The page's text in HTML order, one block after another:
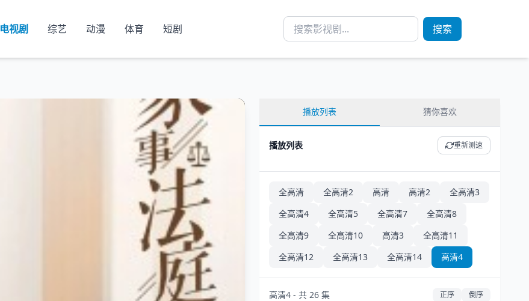
电视剧 综艺 动漫 体育 短剧 搜索
播放列表 猜你喜欢
播放列表 重新测速
全高清 全高清2 高清 高清2
全高清3
全高清4
全高清5 全高清7
全高清8
全高清9
全高清10 高清3
全高清11
全高清12
全高清13 全高清14 高清4
高清4 - 共 26 集 正序 倒序